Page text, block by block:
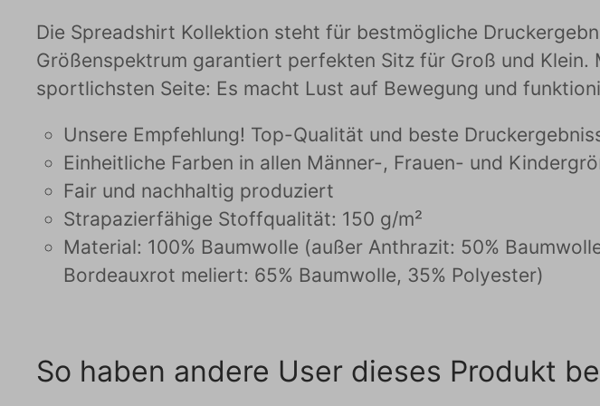
Die Spreadshirt Kollektion steht für bestmögliche
Größenspektrum garantiert perfekten Sitz für Groß und
sportlichsten Seite: Es macht Lust auf Bewegung und
Unsere Empfehlung! Top-Qualität und beste
Einheitliche Farben in allen Männer-, Frauen- und
Fair und nachhaltig produziert
Strapazierfähige Stoffqualität: 150 g/m²
Material: 100% Baumwolle (außer Anthrazit: 50%
Bordeauxrot meliert: 65% Baumwolle, 35% Polyester)
So haben andere User dieses Produkt